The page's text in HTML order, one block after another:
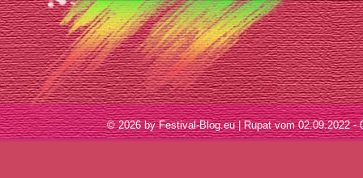
© 2026 by Festival-Blog.eu | Rupat vom 02.09.2022 -